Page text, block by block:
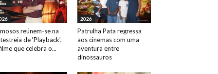
reúnem-se na
de ‘Playback’,
que celebra o...
2026
Patrulha Pata regressa
aos cinemas com uma
aventura entre
dinossauros